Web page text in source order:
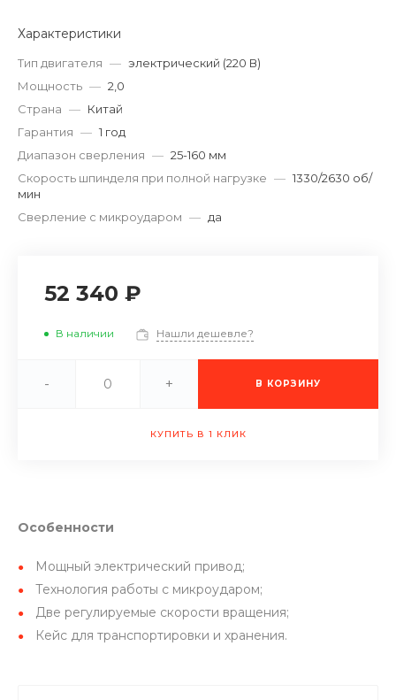
Характеристики
Тип двигателя — электрический (220 В)
Мощность — 2,0
Страна — Китай
Гарантия — 1 год
Диапазон сверления — 25-160 мм
Скорость шпинделя при полной нагрузке — 1330/2630 об/
мин
Сверление с микроударом — да
52 340 ₽
В наличии Нашли дешевле?
- + В КОРЗИНУ
КУПИТЬ В 1 КЛИК
Особенности
Мощный электрический привод;
Технология работы с микроударом;
Две регулируемые скорости вращения;
Кейс для транспортировки и хранения.